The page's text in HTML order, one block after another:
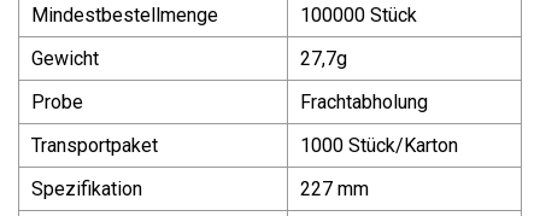
Mindestbestellmenge
100000 Stück
Gewicht
27,7g
Probe
Frachtabholung
Transportpaket
1000 Stück/Karton
Spezifikation
227 mm